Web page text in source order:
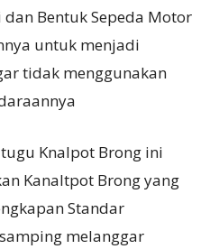
Bentuk Sepeda Motor
untuk menjadi
tidak menggunakan
Knalpot Brong ini
Kanaltpot Brong yang
Standar
melanggar